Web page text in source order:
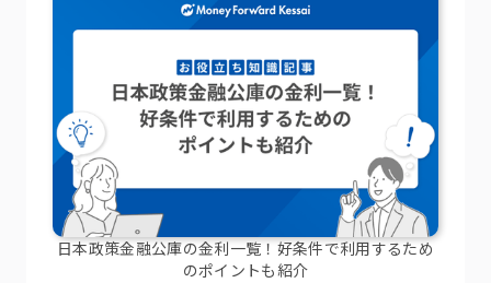
日本政策金融公庫の金利一覧！好条件で利用するため
のポイントも紹介